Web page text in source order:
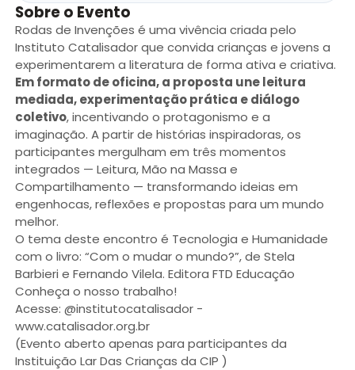
Sobre o Evento
Rodas de Invenções é uma vivência criada pelo
Instituto Catalisador que convida crianças e jovens a
experimentarem a literatura de forma ativa e criativa.
Em formato de oficina, a proposta une leitura
mediada, experimentação prática e diálogo
coletivo, incentivando o protagonismo e a
imaginação. A partir de histórias inspiradoras, os
participantes mergulham em três momentos
integrados — Leitura, Mão na Massa e
Compartilhamento — transformando ideias em
engenhocas, reflexões e propostas para um mundo
melhor.
O tema deste encontro é Tecnologia e Humanidade
com o livro: “Com o mudar o mundo?”, de Stela
Barbieri e Fernando Vilela. Editora FTD Educação
Conheça o nosso trabalho!
Acesse: @institutocatalisador -
www.catalisador.org.br
(Evento aberto apenas para participantes da
Instituição Lar Das Crianças da CIP )